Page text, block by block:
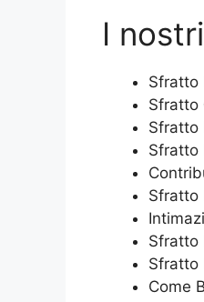
I
Sfratto
Sfratto
Sfratto
Sfratto
Sfratto
Sfratto
Sfratto
Come